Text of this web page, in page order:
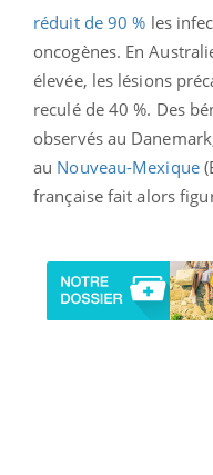
réduit de 90 % les
oncogènes. En
élevée, les lésions
reculé de 40 %. Des
observés au
au Nouveau-Mexique
française fait alors